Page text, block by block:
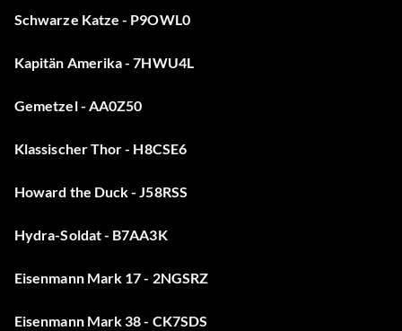
Schwarze Katze - P9OWL0
Kapitän Amerika - 7HWU4L
Gemetzel - AA0Z50
Klassischer Thor - H8CSE6
Howard the Duck - J58RSS
Hydra-Soldat - B7AA3K
Eisenmann Mark 17 - 2NGSRZ
Eisenmann Mark 38 - CK7SDS